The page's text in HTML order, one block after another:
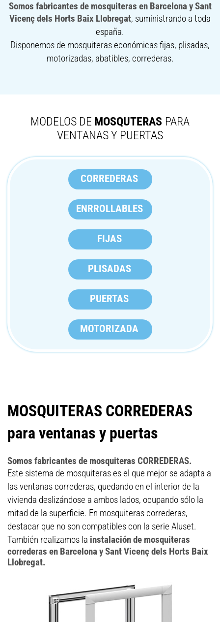
Somos fabricantes de mosquiteras en Barcelona y Sant
Vicenç dels Horts Baix Llobregat, suministrando a toda
españa.
Disponemos de mosquiteras económicas fijas, plisadas,
motorizadas, abatibles, correderas.
MODELOS DE MOSQUTERAS PARA
VENTANAS Y PUERTAS
CORREDERAS
ENRROLLABLES
FIJAS
PLISADAS
PUERTAS
MOTORIZADA
MOSQUITERAS CORREDERAS
para ventanas y puertas
Somos fabricantes de mosquiteras CORREDERAS.
Este sistema de mosquiteras es el que mejor se adapta a
las ventanas correderas, quedando en el interior de la
vivienda deslizándose a ambos lados, ocupando sólo la
mitad de la superficie. En mosquiteras correderas,
destacar que no son compatibles con la serie Aluset.
También realizamos la instalación de mosquiteras
correderas en Barcelona y Sant Vicenç dels Horts Baix
Llobregat.